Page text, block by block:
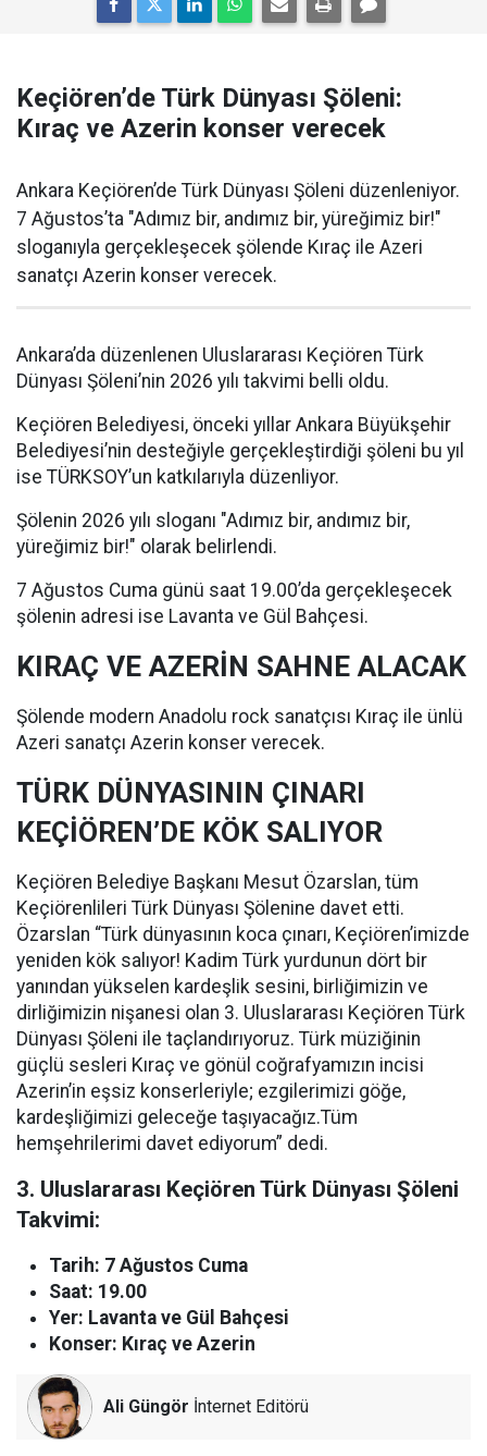
Keçiören’de Türk Dünyası Şöleni:
Kıraç ve Azerin konser verecek
Ankara Keçiören’de Türk Dünyası Şöleni düzenleniyor.
7 Ağustos’ta "Adımız bir, andımız bir, yüreğimiz bir!"
sloganıyla gerçekleşecek şölende Kıraç ile Azeri
sanatçı Azerin konser verecek.
Ankara’da düzenlenen Uluslararası Keçiören Türk
Dünyası Şöleni’nin 2026 yılı takvimi belli oldu.
Keçiören Belediyesi, önceki yıllar Ankara Büyükşehir
Belediyesi’nin desteğiyle gerçekleştirdiği şöleni bu yıl
ise TÜRKSOY’un katkılarıyla düzenliyor.
Şölenin 2026 yılı sloganı "Adımız bir, andımız bir,
yüreğimiz bir!" olarak belirlendi.
7 Ağustos Cuma günü saat 19.00’da gerçekleşecek
şölenin adresi ise Lavanta ve Gül Bahçesi.
KIRAÇ VE AZERİN SAHNE ALACAK
Şölende modern Anadolu rock sanatçısı Kıraç ile ünlü
Azeri sanatçı Azerin konser verecek.
TÜRK DÜNYASININ ÇINARI
KEÇİÖREN’DE KÖK SALIYOR
Keçiören Belediye Başkanı Mesut Özarslan, tüm
Keçiörenlileri Türk Dünyası Şölenine davet etti.
Özarslan “Türk dünyasının koca çınarı, Keçiören’imizde
yeniden kök salıyor! Kadim Türk yurdunun dört bir
yanından yükselen kardeşlik sesini, birliğimizin ve
dirliğimizin nişanesi olan 3. Uluslararası Keçiören Türk
Dünyası Şöleni ile taçlandırıyoruz. Türk müziğinin
güçlü sesleri Kıraç ve gönül coğrafyamızın incisi
Azerin’in eşsiz konserleriyle; ezgilerimizi göğe,
kardeşliğimizi geleceğe taşıyacağız.Tüm
hemşehrilerimi davet ediyorum” dedi.
3. Uluslararası Keçiören Türk Dünyası Şöleni
Takvimi:
Tarih: 7 Ağustos Cuma
Saat: 19.00
Yer: Lavanta ve Gül Bahçesi
Konser: Kıraç ve Azerin
Ali Güngör İnternet Editörü